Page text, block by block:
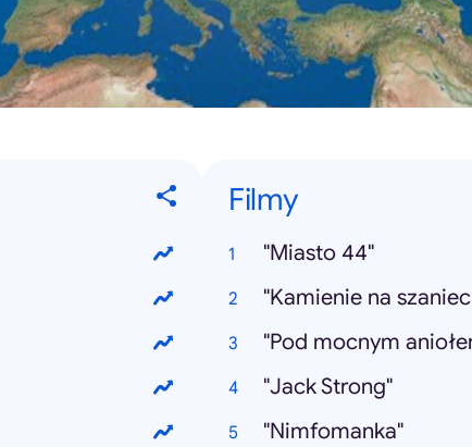
Filmy
"Miasto 44"
"Kamienie na
"Pod mocnym
"Jack Strong"
"Nimfomanka"